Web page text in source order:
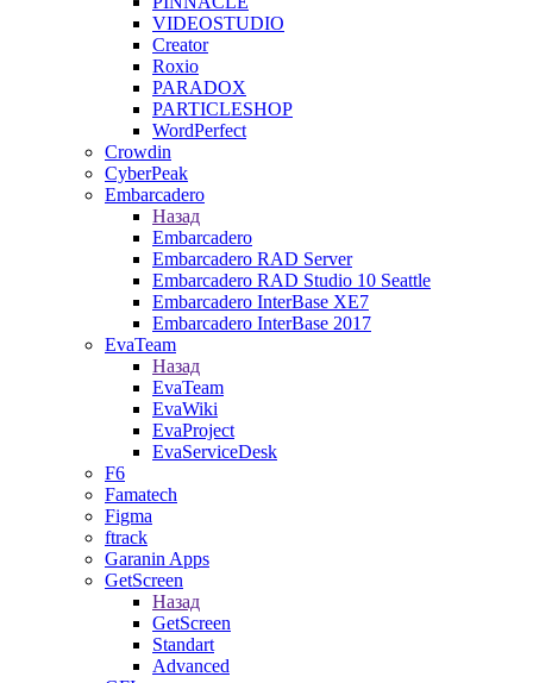
VIDEOSTUDIO
Creator
Roxio
PARADOX
PARTICLESHOP
WordPerfect
Crowdin
CyberPeak
Embarcadero
Назад
Embarcadero
Embarcadero RAD Server
Embarcadero RAD Studio 10 Seattle
Embarcadero InterBase XE7
Embarcadero InterBase 2017
EvaTeam
Назад
EvaTeam
EvaWiki
EvaProject
EvaServiceDesk
F6
Famatech
Figma
ftrack
Garanin Apps
GetScreen
Назад
GetScreen
Standart
Advanced